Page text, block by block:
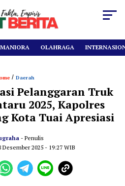
OLAHRAGA
/ Daerah
Pelanggaran Truk
2025, Kapolres
Kota Tuai Apresiasi
- Penulis
Desember 2025 - 19:27 WIB